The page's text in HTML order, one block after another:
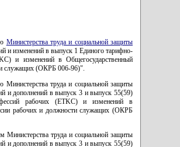
Министерства труда и социальной защиты
и изменений в выпуск 1 Единого тарифно-
и изменений в Общегосударственный
служащих (ОКРБ 006-96)".
Министерства труда и социальной защиты
и дополнений в выпуск 3 и выпуск 55(59)
рабочих (ETKC) и изменений в
рабочих и должности служащих (ОКРБ
Министерства труда и социальной защиты
и дополнений в выпуск 3 и выпуск 55(59)